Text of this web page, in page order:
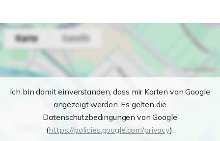
Ich bin damit einverstanden, dass mir Karten von Google
angezeigt werden. Es gelten die
Datenschutzbedingungen von Google
(https://policies.google.com/privacy).